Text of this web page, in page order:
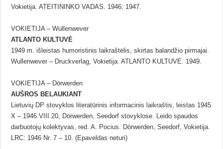
Vokietija. ATEITININKO VADAS. 1946; 1947.
VOKIETIJA – Wullenwever
ATLANTO KULTUVĖ
1949 m. išleistas humoristinis laikraštėlis, skirtas balandžio pirmajai.
Wullenwever – Druckverlag, Vokietija. ATLANTO KULTUVĖ. 1949.
VOKIETIJA – Dörwerden
AUŠROS BELAUKIANT
Lietuvių DP stovyklos literatūrinis informacinis laikraštis, leistas 1945
X – 1946 VIII 20, Dörwerden, Seedorf stovyklose. Leido spaudos
darbuotojų kolektyvas, red. A. Pocius. Dörwerden, Seedorf, Vokietija.
LRC: 1946 Nr. 7 – 10. (Epaveldas neturi)